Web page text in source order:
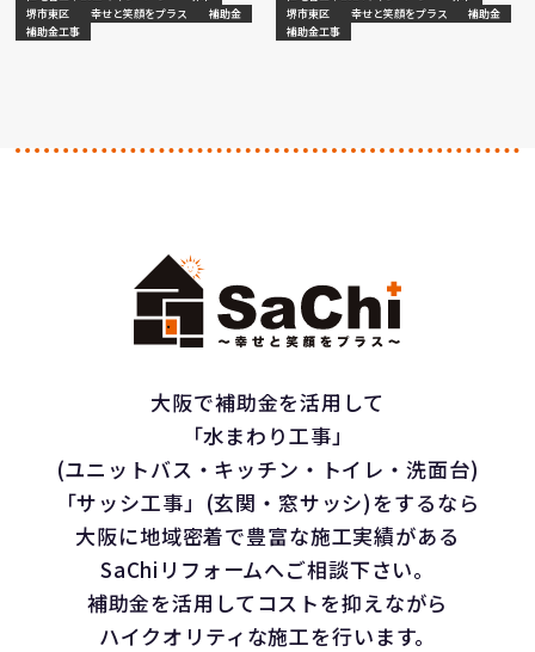
堺市東区
幸せと笑顔をプラス
補助金
補助金工事
堺市東区
幸せと笑顔をプラス
補助金
補助金工事
大阪で補助金を活用して
「水まわり工事」
(ユニットバス・キッチン・トイレ・洗面台)
「サッシ工事」(玄関・窓サッシ)をするなら
大阪に地域密着で豊富な施工実績がある
SaChiリフォームへご相談下さい。
補助金を活用してコストを抑えながら
ハイクオリティな施工を行います。